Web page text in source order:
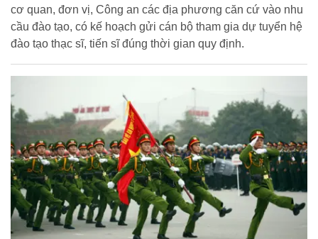
cơ quan, đơn vị, Công an các địa phương căn cứ vào nhu
cầu đào tạo, có kế hoạch gửi cán bộ tham gia dự tuyển hệ
đào tạo thạc sĩ, tiến sĩ đúng thời gian quy định.